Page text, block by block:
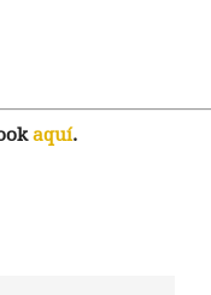
aquí.